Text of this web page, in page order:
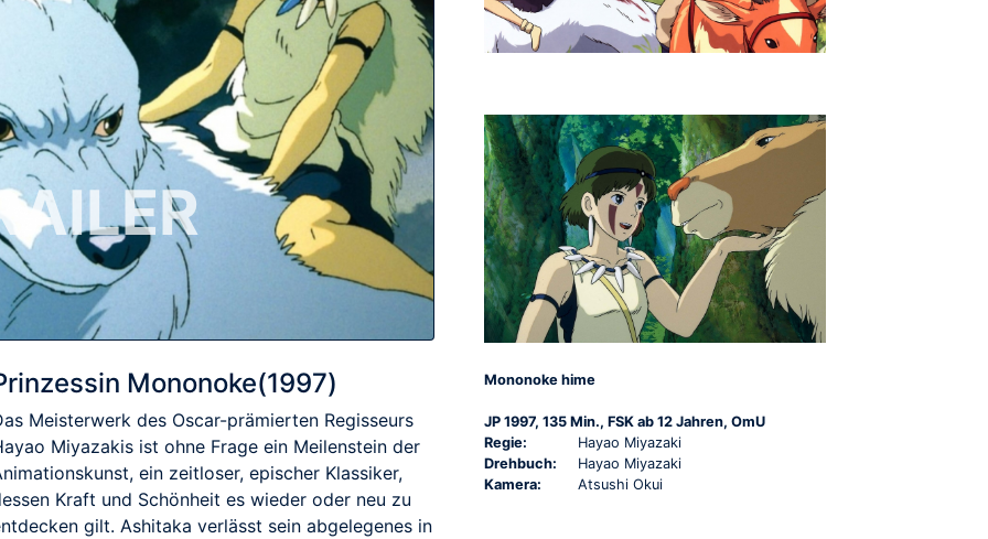
Mononoke(1997)
Meisterwerk des Oscar-prämierten Regisseurs
Miyazakis ist ohne Frage ein Meilenstein der
ein zeitloser, epischer Klassiker,
Kraft und Schönheit es wieder oder neu zu
gilt. Ashitaka verlässt sein abgelegenes in
Mononoke hime
JP 1997, 135 Min., FSK ab 12 Jahren, OmU
Regie:
Hayao Miyazaki
Drehbuch:
Hayao Miyazaki
Kamera:
Atsushi Okui